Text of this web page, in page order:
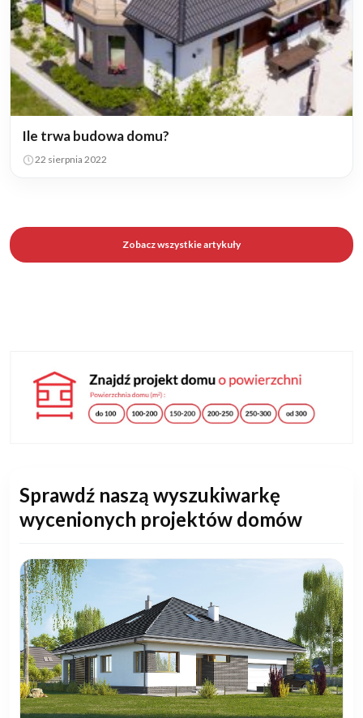
Ile trwa budowa domu?
22 sierpnia 2022
Zobacz wszystkie artykuły
Sprawdź naszą wyszukiwarkę
wycenionych projektów domów